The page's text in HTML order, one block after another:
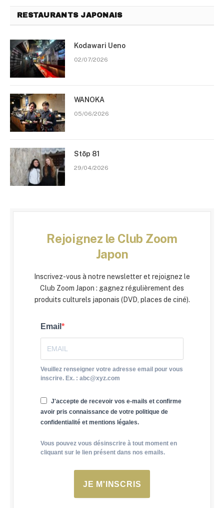
RESTAURANTS JAPONAIS
Kodawari Ueno
02/07/2026
WANOKA
05/06/2026
Stōp 81
29/04/2026
Rejoignez le Club Zoom
Japon
Inscrivez-vous à notre newsletter et rejoignez le
Club Zoom Japon : gagnez régulièrement des
produits culturels japonais (DVD, places de ciné).
Email
Veuillez renseigner votre adresse email pour vous
inscrire. Ex. : abc@xyz.com
J'accepte de recevoir vos e-mails et confirme
avoir pris connaissance de votre politique de
confidentialité et mentions légales.
Vous pouvez vous désinscrire à tout moment en
cliquant sur le lien présent dans nos emails.
JE M'INSCRIS